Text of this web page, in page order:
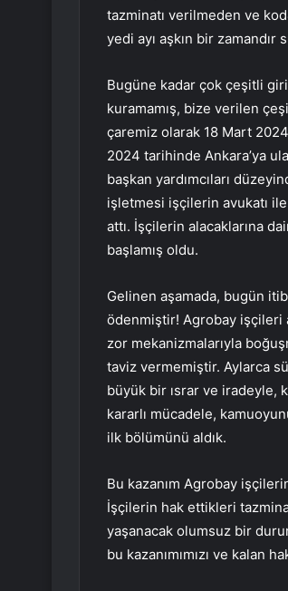
tazminatı verilmeden ve
yedi ayı aşkın bir zamandır
Bugüne kadar çok çeşitli
kuramamış, bize verilen
çaremiz olarak 18 Mart
2024 tarihinde Ankara’ya
başkan yardımcıları
işletmesi işçilerin avukatı
attı. İşçilerin alacaklarına
başlamış oldu.
Gelinen aşamada, bugün
ödenmiştir! Agrobay işçileri
zor mekanizmalarıyla
taviz vermemiştir. Aylarca
büyük bir ısrar ve
kararlı mücadele,
ilk bölümünü aldık.
Bu kazanım Agrobay
İşçilerin hak ettikleri
yaşanacak olumsuz bir
bu kazanımımızı ve kalan